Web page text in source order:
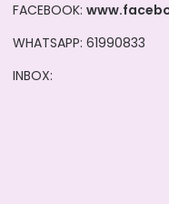
FACEBOOK:
WHATSAPP: 61990833
INBOX: